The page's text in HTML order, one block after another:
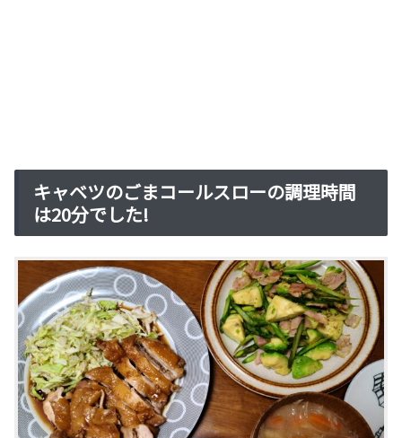
キャベツのごまコールスローの調理時間
は20分でした!